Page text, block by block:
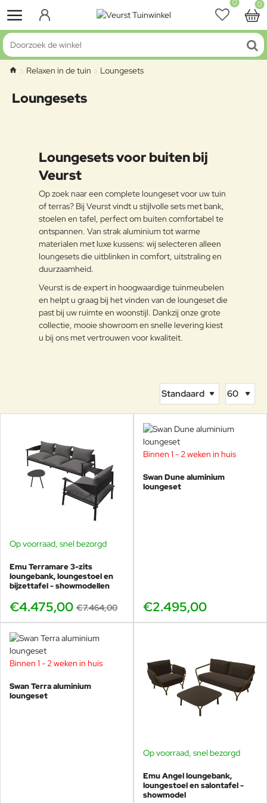
0 0
Doorzoek
de
winkel Relaxen in de tuin Loungesets
Loungesets
Loungesets voor buiten bij
Veurst
Op zoek naar een complete loungeset voor uw tuin
of terras? Bij Veurst vindt u stijlvolle sets met bank,
stoelen en tafel, perfect om buiten comfortabel te
ontspannen. Van strak aluminium tot warme
materialen met luxe kussens: wij selecteren alleen
loungesets die uitblinken in comfort, uitstraling en
duurzaamheid.
Veurst is de expert in hoogwaardige tuinmeubelen
en helpt u graag bij het vinden van de loungeset die
past bij uw ruimte en woonstijl. Dankzij onze grote
collectie, mooie showroom en snelle levering kiest
u bij ons met vertrouwen voor kwaliteit.
BUNDELKORTING
-40%
Op voorraad, snel bezorgd
Emu Terramare 3-zits
loungebank, loungestoel en
bijzettafel - showmodellen
€4.475,00 €7.464,00
Binnen 1 - 2 weken in huis
Swan Dune aluminium
loungeset
€2.495,00
Binnen 1 - 2 weken in huis
Swan Terra aluminium
loungeset
BUNDELKORTING
-40%
Op voorraad, snel bezorgd
Emu Angel loungebank,
loungestoel en salontafel -
showmodel